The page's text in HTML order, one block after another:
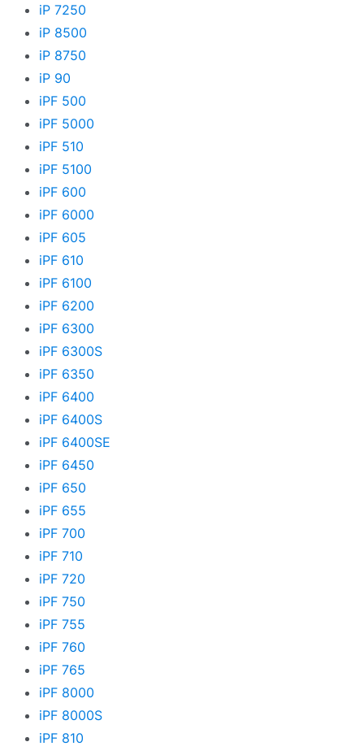
iP 7250
iP 8500
iP 8750
iP 90
iPF 500
iPF 5000
iPF 510
iPF 5100
iPF 600
iPF 6000
iPF 605
iPF 610
iPF 6100
iPF 6200
iPF 6300
iPF 6300S
iPF 6350
iPF 6400
iPF 6400S
iPF 6400SE
iPF 6450
iPF 650
iPF 655
iPF 700
iPF 710
iPF 720
iPF 750
iPF 755
iPF 760
iPF 765
iPF 8000
iPF 8000S
iPF 810